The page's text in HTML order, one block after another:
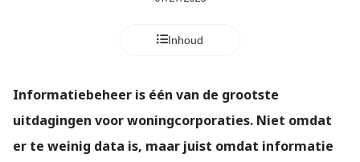
Inhoud
Informatiebeheer is één van de grootste
uitdagingen voor woningcorporaties. Niet omdat
er te weinig data is, maar juist omdat informatie
worden
om